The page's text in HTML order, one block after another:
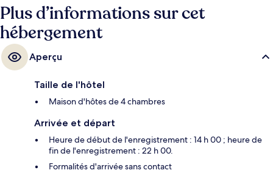
Plus d’informations sur cet
hébergement
Aperçu
Taille de l'hôtel
Maison d'hôtes de 4 chambres
Arrivée et départ
Heure de début de l'enregistrement : 14 h 00 ; heure de
fin de l'enregistrement : 22 h 00.
Formalités d'arrivée sans contact